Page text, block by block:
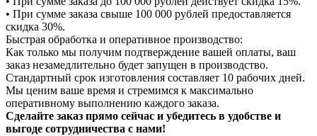
• При сумме заказа свыше 100 000 рублей предоставляется
скидка 30%.
Быстрая обработка и оперативное производство:
Как только мы получим подтверждение вашей оплаты, ваш
заказ незамедлительно будет запущен в производство.
Стандартный срок изготовления составляет 10 рабочих дней.
Мы ценим ваше время и стремимся к максимально
оперативному выполнению каждого заказа.
Сделайте заказ прямо сейчас и убедитесь в удобстве и
выгоде сотрудничества с нами!